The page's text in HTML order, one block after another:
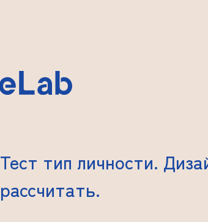
Тест тип личности.
рассчитать.